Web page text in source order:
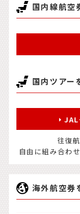
国内線航空
国内ツアー
JAL
往復
自由に組み合わ
海外航空券